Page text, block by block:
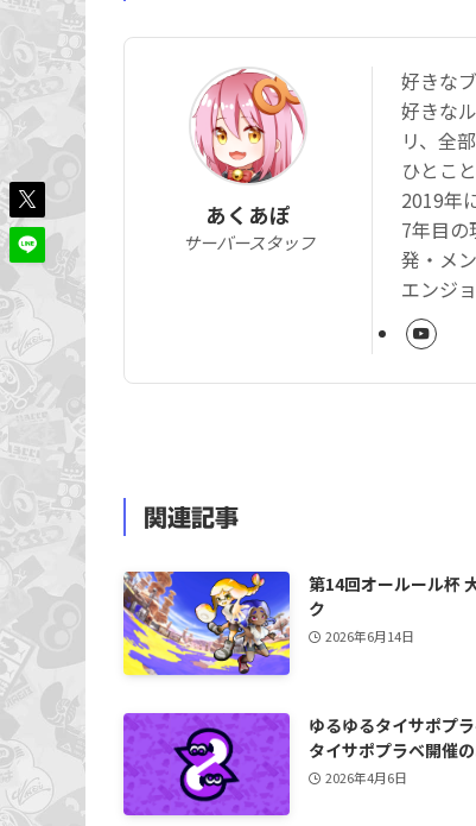
あくあぽ
サーバースタッフ
好きな
好きな
リ、全
ひとこ
2019年
7年目
発・メ
エンジ
関連記事
第14回オールール杯
ク
2026年6月14日
ゆるゆるタイサポプ
タイサポプラベ開催
2026年4月6日